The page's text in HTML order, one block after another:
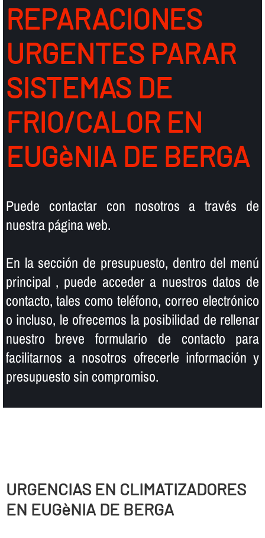
REPARACIONES
URGENTES PARAR
SISTEMAS DE
FRIO/CALOR EN
EUGèNIA DE BERGA
Puede contactar con nosotros a través de
nuestra página web.
En la sección de presupuesto, dentro del menú
principal , puede acceder a nuestros datos de
contacto, tales como teléfono, correo electrónico
o incluso, le ofrecemos la posibilidad de rellenar
nuestro breve formulario de contacto para
facilitarnos a nosotros ofrecerle información y
presupuesto sin compromiso.
URGENCIAS EN CLIMATIZADORES
EN EUGèNIA DE BERGA